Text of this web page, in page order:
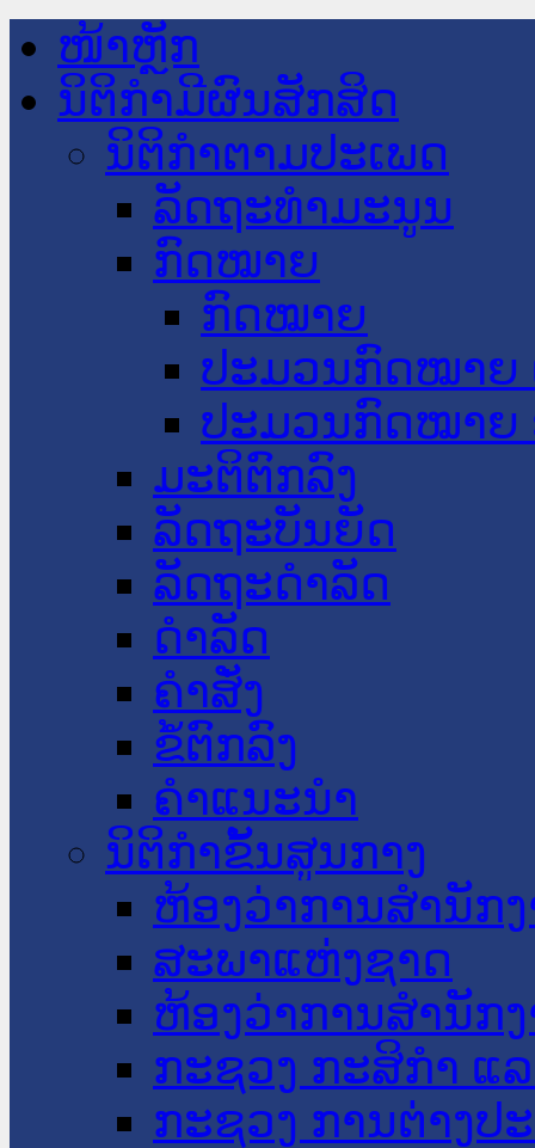
ໜ້າຫຼັກ
ນິຕິກໍາມີຜົນສັກສິດ
ນິຕິກໍາຕາມປະເພດ
ລັດຖະທໍາມະນູນ
ກົດໝາຍ
ກົດໝາຍ
ປະມວນກົດໝາຍ
ປະມວນກົດໝາຍ
ມະຕິຕົກລົງ
ລັດຖະບັນຍັດ
ລັດຖະດໍາລັດ
ດໍາລັດ
ຄໍາສັ່ງ
ຂໍ້ຕົກລົງ
ຄໍາແນະນໍາ
ນິຕິກໍາຂັ້ນສູນກາງ
ຫ້ອງວ່າການສໍານັກ
ສະພາແຫ່ງຊາດ
ຫ້ອງວ່າການສຳນັກ
ກະຊວງ ກະສິກຳ ແ
ກະຊວງ ການຕ່າງປ